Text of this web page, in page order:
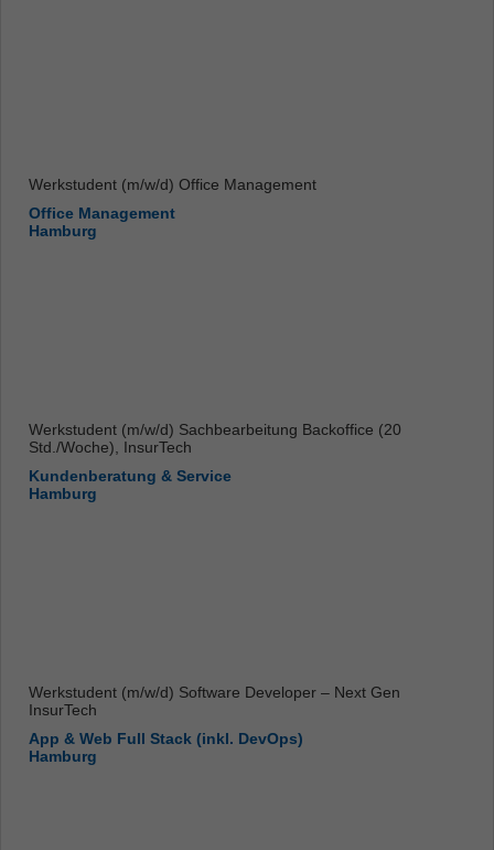
Werkstudent (m/w/d) Office Management
Office Management
Hamburg
Werkstudent (m/w/d) Sachbearbeitung Backoffice (20
Std./Woche), InsurTech
Kundenberatung & Service
Hamburg
Werkstudent (m/w/d) Software Developer – Next Gen
InsurTech
App & Web Full Stack (inkl. DevOps)
Hamburg